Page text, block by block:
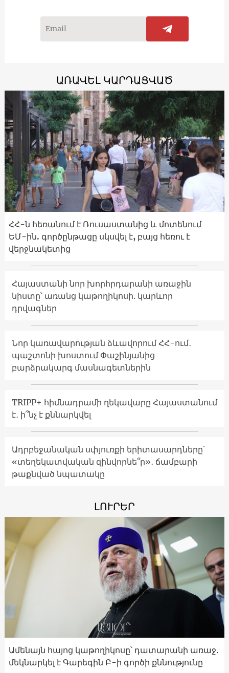
ԱՌԱՎԵԼ ԿԱՐԴԱՑՎԱԾ
ՀՀ-ն հեռանում է Ռուսաստանից և մոտենում
ԵՄ-ին. գործընթացը սկսվել է, բայց հեռու է
վերջնակետից
Հայաստանի նոր խորհրդարանի առաջին
նիստը՝ առանց կաթողիկոսի. կարևոր
դրվագներ
Նոր կառավարության ձևավորում ՀՀ-ում․
պաշտոնի խոստում Փաշինյանից
բարձրակարգ մասնագետներին
TRIPP+ հիմնադրամի ղեկավարը Հայաստանում
է․ ի՞նչ է քննարկվել
Ադրբեջանական սփյուռքի երիտասարդները՝
«տեղեկատվական զինվորնե՞ր»․ ճամբարի
թաքնված նպատակը
ԼՈՒՐԵՐ
Ամենայն հայոց կաթողիկոսը՝ դատարանի առաջ․
մեկնարկել է Գարեգին Բ-ի գործի քննությունը